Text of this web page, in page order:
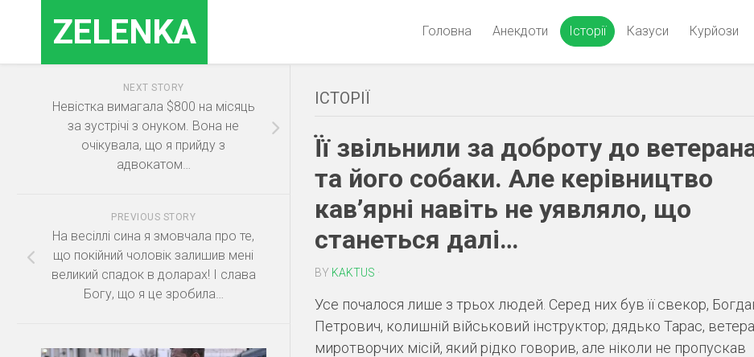
ZELENKA Головна Анекдоти Історії Казуси Курйози
ІСТОРІЇ
Її звільнили за доброту до
та його собаки. Але керівництво
кав’ярні навіть не уявляло, що
станеться далі…
BY KAKTUS ·
Усе почалося лише з трьох людей. Серед них був її свекор,
Петрович, колишній військовий інструктор; дядько Тарас,
миротворчих місій, який рідко говорив, але ніколи не пропускав
NEXT STORY
Невістка вимагала $800 на місяць
за зустрічі з онуком. Вона не
очікувала, що я прийду з
адвокатом…
PREVIOUS STORY
На весіллі сина я змовчала про те,
що покійний чоловік залишив мені
великий спадок в доларах! І слава
Богу, що я це зробила…